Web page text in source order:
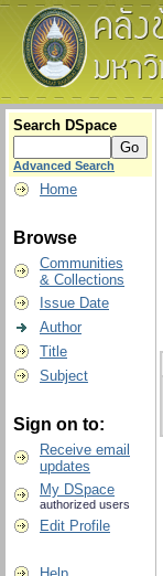
Search DSpace
Advanced Search
Home
Browse
Communities
& Collections
Issue Date
Author
Title
Subject
Sign on to:
Receive email
updates
My DSpace
authorized users
Edit Profile